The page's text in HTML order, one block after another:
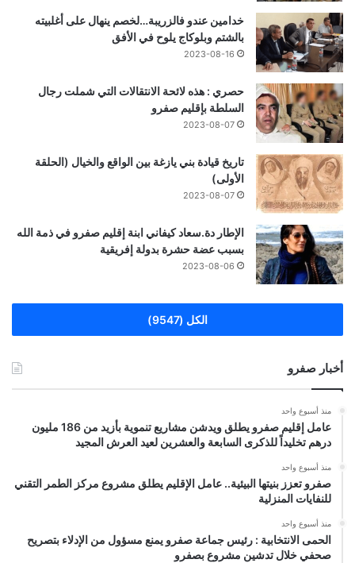
خدامين عندو فالزريبة…لخصم ينهال على أغلبيته
بالشتم وبلوكاج يلوح في الأفق
2023-08-16
حصري : هذه لائحة الانتقالات التي شملت رجال
السلطة بإقليم صفرو
2023-08-07
تاريخ قيادة بني يازغة بين الواقع والخيال (الحلقة
الأولى)
2023-08-07
الإطار دة.سعاد كيفاني ابنة إقليم صفرو في ذمة الله
بسبب عضة حشرة بدولة إفريقية
2023-08-06
الكل (9547)
أخبار صفرو
منذ أسبوع واحد
عامل إقليم صفرو يطلق ويدشن مشاريع تنموية بأزيد من 186 مليون
درهم تخليداً للذكرى السابعة والعشرين لعيد العرش المجيد
منذ أسبوع واحد
صفرو تعزز بنيتها البيئية.. عامل الإقليم يطلق مشروع مركز الطمر التقني
للنفايات المنزلية
منذ أسبوع واحد
الحمى الانتخابية : رئيس جماعة صفرو يمنع مسؤول من الإدلاء بتصريح
صحفي خلال تدشين مشروع بصفرو